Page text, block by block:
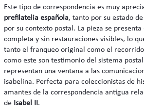
Este tipo de correspondencia es muy
prefilatelia española, tanto por su estado
por su contexto postal. La pieza se
completa y sin restauraciones visibles, lo
tanto el franqueo original como el
como este son testimonio del sistema
representan una ventana a las
isabelina. Perfecta para coleccionistas de
amantes de la correspondencia antigua
de Isabel II .